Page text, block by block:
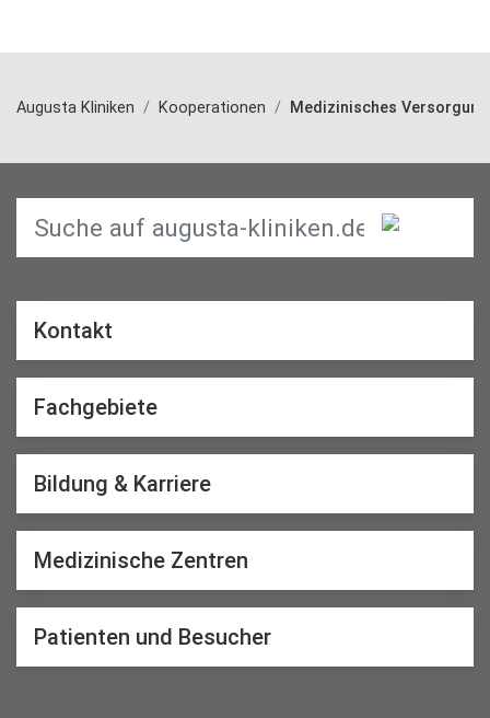
Augusta Kliniken Kooperationen Medizinisches
Kontakt
Fachgebiete
Bildung & Karriere
Medizinische Zentren
Patienten und Besucher